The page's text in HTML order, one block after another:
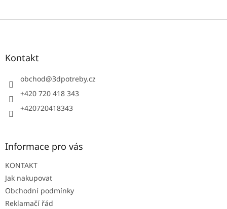
Z
Kontakt
obchod@3dpotreby.cz
+420 720 418 343
+420720418343
Informace pro vás
KONTAKT
Jak nakupovat
Obchodní podmínky
Reklamačí řád